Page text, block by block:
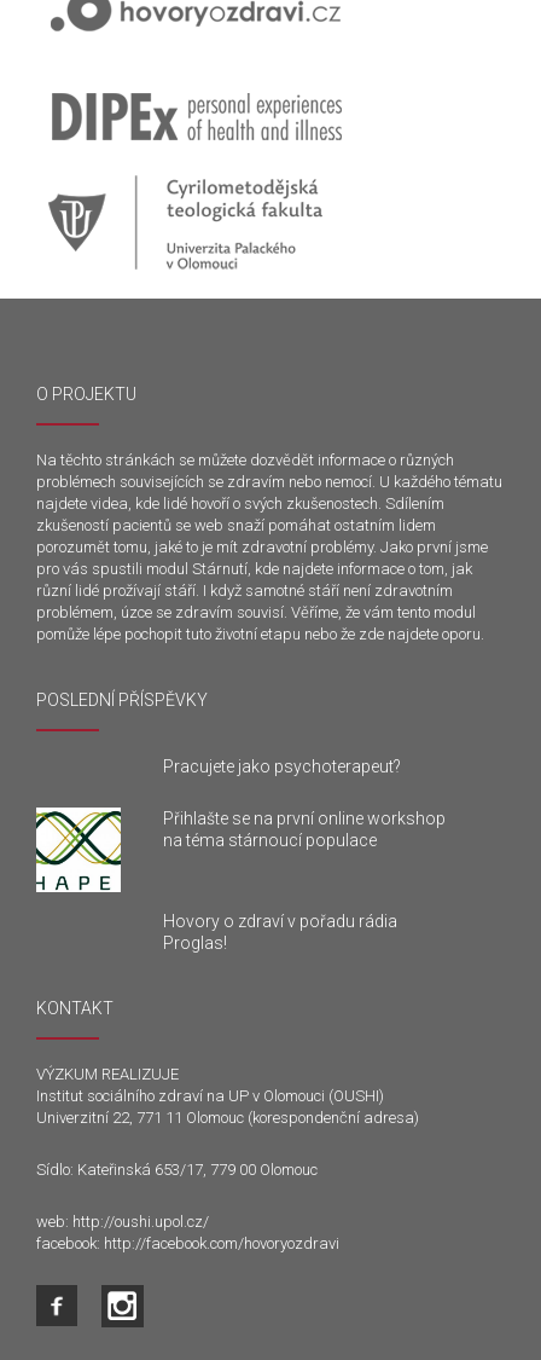
O PROJEKTU
Na těchto stránkách se můžete dozvědět informace o různých
problémech souvisejících se zdravím nebo nemocí. U každého tématu
najdete videa, kde lidé hovoří o svých zkušenostech. Sdílením
zkušeností pacientů se web snaží pomáhat ostatním lidem
porozumět tomu, jaké to je mít zdravotní problémy. Jako první jsme
pro vás spustili modul Stárnutí, kde najdete informace o tom, jak
různí lidé prožívají stáří. I když samotné stáří není zdravotním
problémem, úzce se zdravím souvisí. Věříme, že vám tento modul
pomůže lépe pochopit tuto životní etapu nebo že zde najdete oporu.
POSLEDNÍ PŘÍSPĚVKY
Pracujete jako psychoterapeut?
Přihlašte se na první online workshop
na téma stárnoucí populace
Hovory o zdraví v pořadu rádia
Proglas!
KONTAKT
VÝZKUM REALIZUJE
Institut sociálního zdraví na UP v Olomouci (OUSHI)
Univerzitní 22, 771 11 Olomouc (korespondenční adresa)
Sídlo: Kateřinská 653/17, 779 00 Olomouc
web: http://oushi.upol.cz/
facebook: http://facebook.com/hovoryozdravi